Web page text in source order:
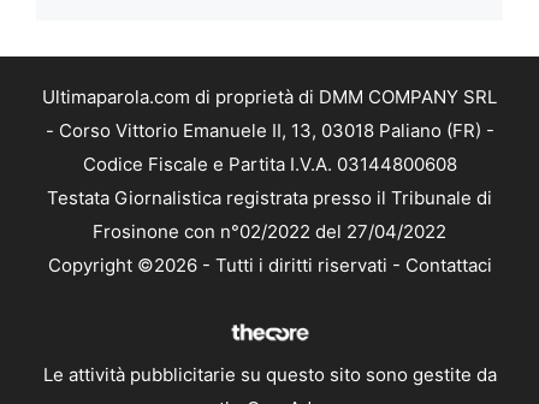
Ultimaparola.com di proprietà di DMM COMPANY SRL
- Corso Vittorio Emanuele II, 13, 03018 Paliano (FR) -
Codice Fiscale e Partita I.V.A. 03144800608
Testata Giornalistica registrata presso il Tribunale di
Frosinone con n°02/2022 del 27/04/2022
Copyright ©2026 - Tutti i diritti riservati - Contattaci
Le attività pubblicitarie su questo sito sono gestite da